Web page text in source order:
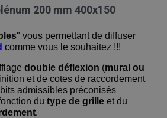
200 mm 400x150
" vous permettant de diffuser
comme vous le souhaitez !!!
double déflexion (mural ou
et de cotes de raccordement
admissibles préconisés
du type de grille et du
.